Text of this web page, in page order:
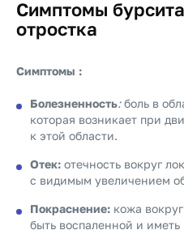
Симптомы
отростка
Симптомы :
Болезненность:боль в
которая возникает при
к этой области.
Отек: отечность вокруг
с видимым увеличением
Покраснение: кожа
быть воспаленной и